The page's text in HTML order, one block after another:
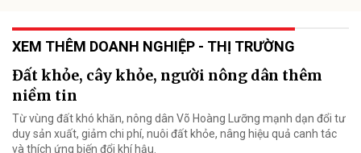
XEM THÊM DOANH NGHIỆP - THỊ TRƯỜNG
Đất khỏe, cây khỏe, người nông dân thêm
niềm tin
Từ vùng đất khó khăn, nông dân Võ Hoàng Lưỡng mạnh dạn đổi tư
duy sản xuất, giảm chi phí, nuôi đất khỏe, nâng hiệu quả canh tác
và thích ứng biến đổi khí hậu.